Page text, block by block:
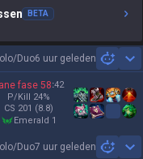
BETA
Duo6 uur geleden
fase 58:42
P/Kill 24%
CS 201 (8.8)
emerald 1
Duo7 uur geleden